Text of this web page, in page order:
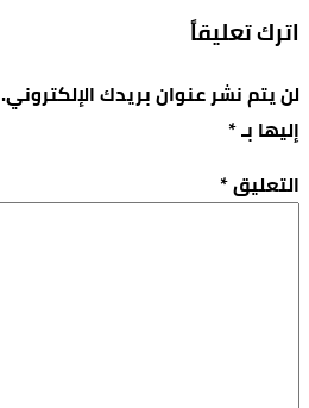
اترك تعليقاً
لن يتم نشر عنوان بريدك الإلكتروني.
إليها بـ*
التعليق*